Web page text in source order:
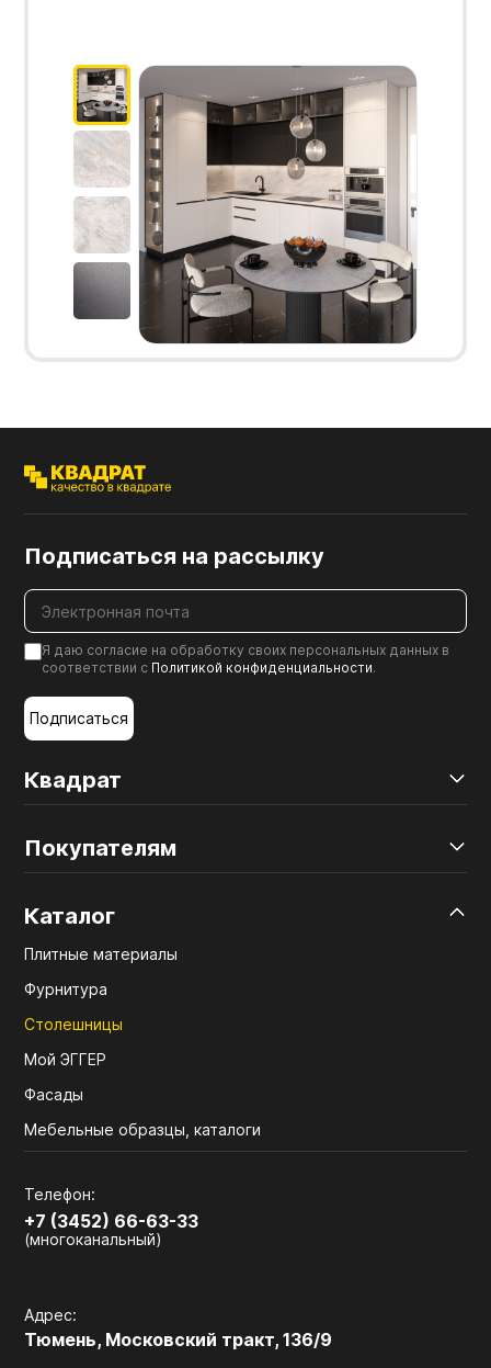
Квадрат
Покупателям
Каталог
Плитные материалы
Фурнитура
Столешницы
Мой ЭГГЕР
Фасады
Мебельные образцы, каталоги
Телефон:
+7 (3452) 66-63-33
(многоканальный)
Адрес:
Тюмень, Московский тракт, 136/9
Подписаться на рассылку
Я даю согласие на обработку своих персональных данных в
соответствии с Политикой конфиденциальности.
Подписаться